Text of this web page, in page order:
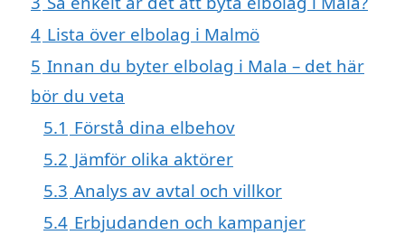
4 Lista över elbolag i Malmö
5 Innan du byter elbolag i Mala – det här
bör du veta
5.1 Förstå dina elbehov
5.2 Jämför olika aktörer
5.3 Analys av avtal och villkor
5.4 Erbjudanden och kampanjer